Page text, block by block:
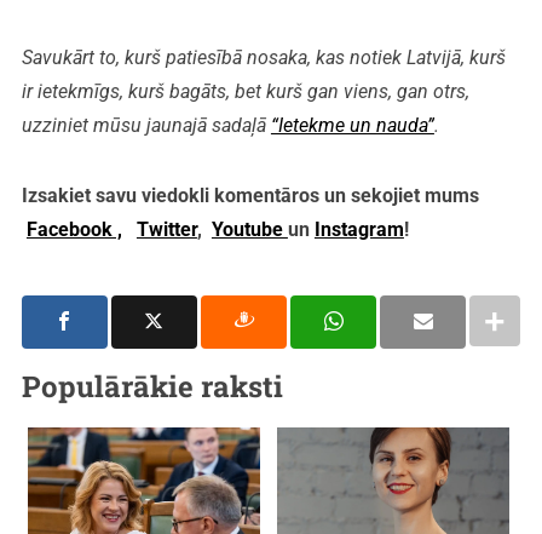
Savukārt to, kurš patiesībā nosaka, kas notiek Latvijā, kurš
ir ietekmīgs, kurš bagāts, bet kurš gan viens, gan otrs,
uzziniet mūsu jaunajā sadaļā “Ietekme un nauda”.
Izsakiet savu viedokli komentāros un sekojiet mums
Facebook ,
Twitter, Youtube un Instagram!
Populārākie raksti